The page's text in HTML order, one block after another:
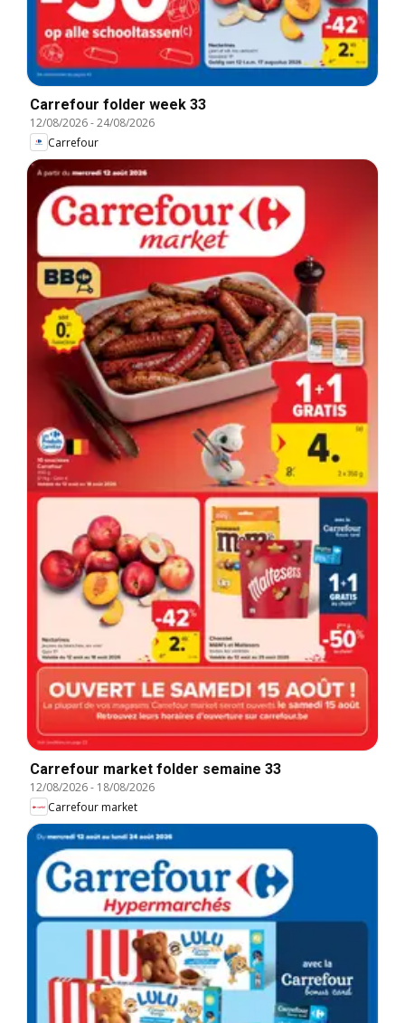
Carrefour folder week 33
12/08/2026-24/08/2026
Carrefour
Carrefour market folder semaine 33
12/08/2026- 18/08/2026
Carrefour market